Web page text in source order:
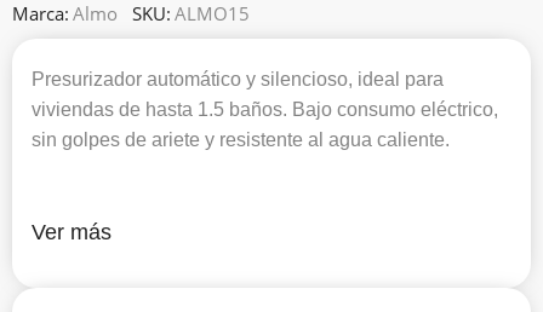
Marca: Almo SKU: ALMO15
Presurizador automático y silencioso, ideal para
viviendas de hasta 1.5 baños. Bajo consumo eléctrico,
sin golpes de ariete y resistente al agua caliente.
Ver más